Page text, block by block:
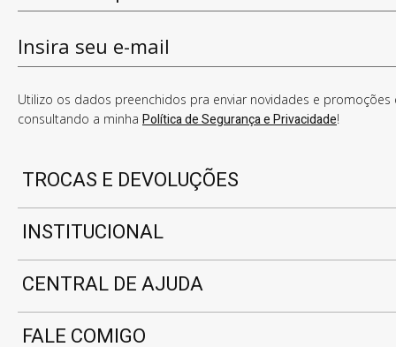
Utilizo os dados preenchidos pra enviar novidades e promoções
consultando a minha Política de Segurança e Privacidade!
TROCAS E DEVOLUÇÕES
INSTITUCIONAL
CENTRAL DE AJUDA
FALE COMIGO